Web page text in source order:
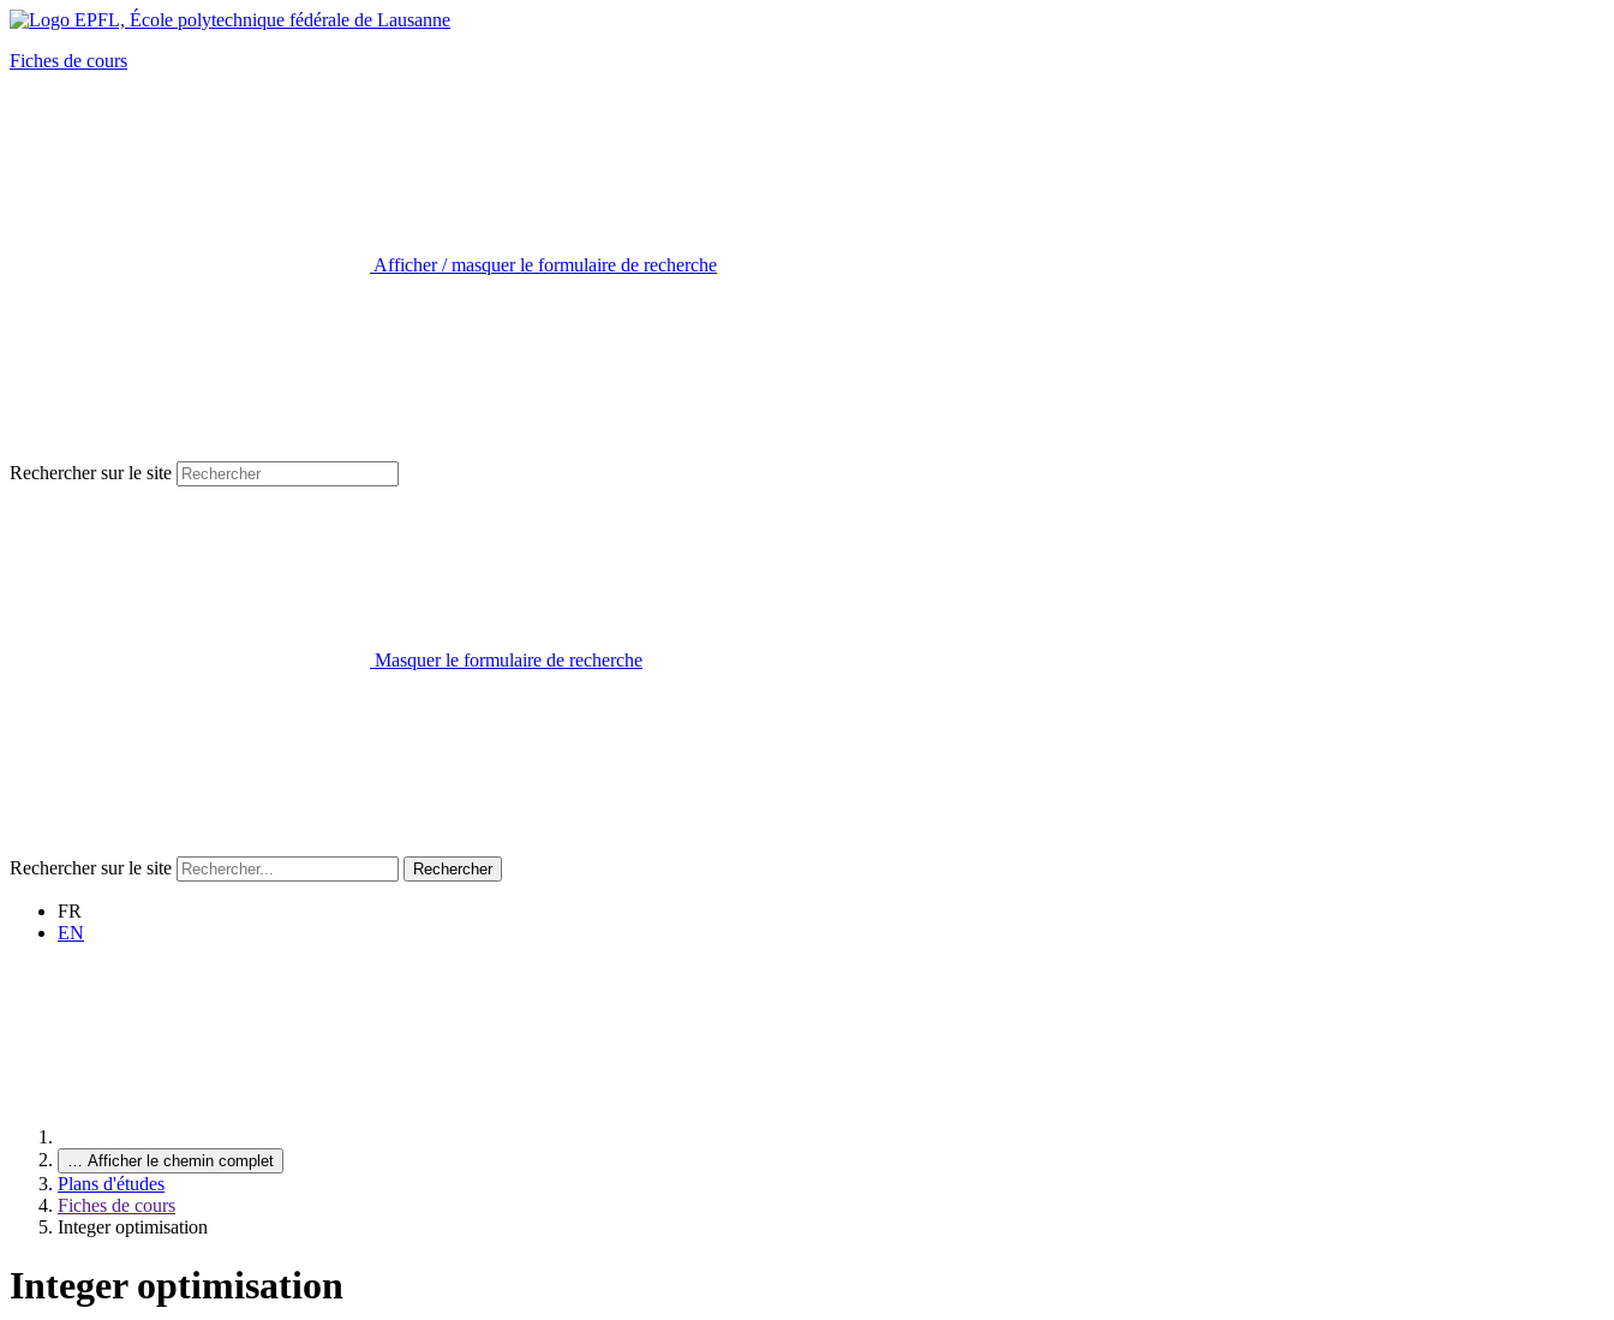
Fiches de cours
Afficher / masquer le formulaire de recherche
Rechercher sur le site
Masquer le formulaire de recherche
Rechercher sur le site Rechercher
FR
EN
… Afficher le chemin complet
Plans d'études
Fiches de cours
Integer optimisation
Integer optimisation